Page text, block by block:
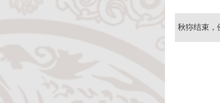
秋狝结束，